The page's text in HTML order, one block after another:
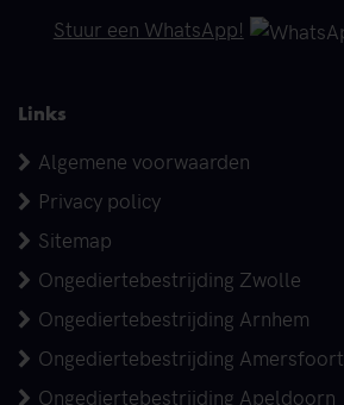
Telefoonnummer
Stuur een WhatsApp!
Links
Algemene voorwaarden
Privacy policy
Sitemap
Ongediertebestrijding Zwolle
Ongediertebestrijding Arnhem
Ongediertebestrijding Amersfoort
Ongediertebestrijding Apeldoorn